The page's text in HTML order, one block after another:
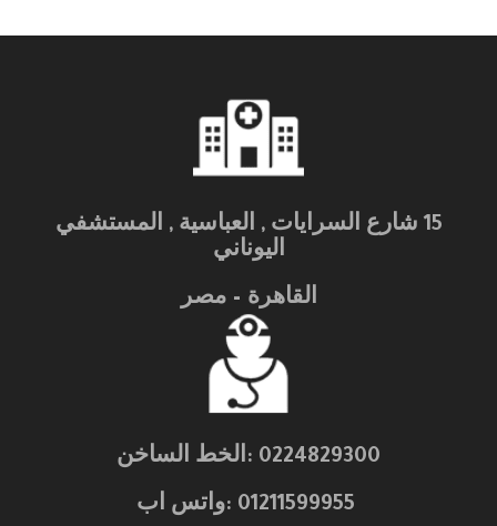
15 شارع السرايات , العباسية , المستشفي
اليوناني
القاهرة – مصر
0224829300 :الخط الساخن